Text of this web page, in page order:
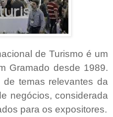
de Turismo é um
Gramado desde 1989.
temas relevantes da
negócios, considerada
para os expositores.